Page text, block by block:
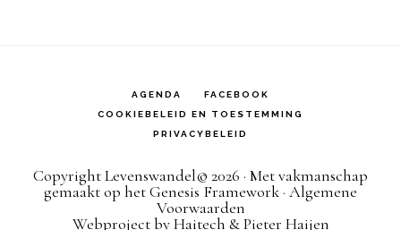
AGENDA
FACEBOOK
COOKIEBELEID EN TOESTEMMING
PRIVACYBELEID
Copyright Levenswandel© 2026 · Met vakmanschap
gemaakt op hetGenesis Framework · Algemene
Voorwaarden
Webproject byHaitech &Pieter Haijen